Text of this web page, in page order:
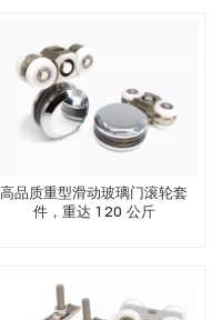
高品质重型滑动玻璃门滚轮套
件，重达 120 公斤